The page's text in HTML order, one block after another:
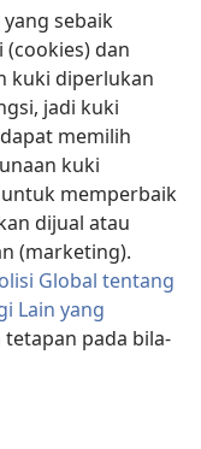
sebaik
dan
kuki diperlukan
jadi kuki
memilih
kuki
memperbaik
dijual atau
(marketing).
Global tentang
Lain yang
tetapan pada bila-
of Pennsylvania.